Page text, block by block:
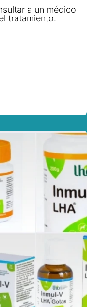
a un médico
tratamiento.